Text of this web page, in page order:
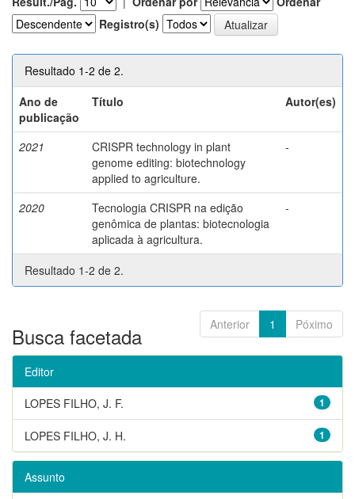
Registro(s)
Resultado 1-2 de 2.
Ano de
publicação
Título Autor(es)
2021
CRISPR technology in plant
genome editing: biotechnology
applied to agriculture.
-
2020
Tecnologia CRISPR na edição
genômica de plantas: biotecnologia
aplicada à agricultura.
-
Resultado 1-2 de 2.
Anterior 1 Póximo
Busca facetada
Editor
1
LOPES FILHO, J. F.
1
LOPES FILHO, J. H.
Assunto